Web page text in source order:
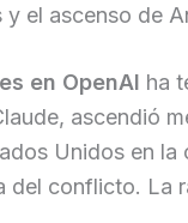
y el ascenso de
en OpenAI ha
ascendió
Unidos en
del conflicto. La